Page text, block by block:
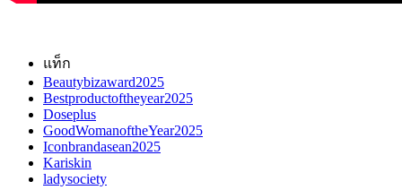
แท็ก
Beautybizaward2025
Bestproductoftheyear2025
Doseplus
GoodWomanoftheYear2025
Iconbrandasean2025
Kariskin
ladysociety